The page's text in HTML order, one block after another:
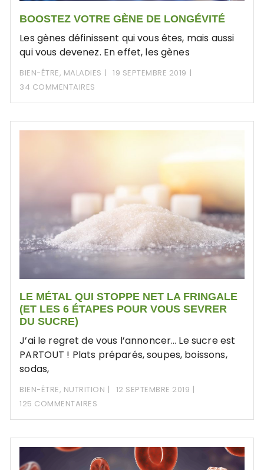
BOOSTEZ VOTRE GÈNE DE LONGÉVITÉ
Les gènes définissent qui vous êtes, mais aussi
qui vous devenez. En effet, les gènes
BIEN-ÊTRE, MALADIES
19 SEPTEMBRE 2019
34 COMMENTAIRES
LE MÉTAL QUI STOPPE NET LA FRINGALE
(ET LES 6 ÉTAPES POUR VOUS SEVRER
DU SUCRE)
J’ai le regret de vous l’annoncer… Le sucre est
PARTOUT ! Plats préparés, soupes, boissons,
sodas,
BIEN-ÊTRE, NUTRITION
12 SEPTEMBRE 2019
125 COMMENTAIRES